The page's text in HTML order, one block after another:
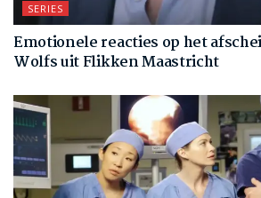
SERIES
Emotionele reacties op het
Wolfs uit Flikken Maastricht